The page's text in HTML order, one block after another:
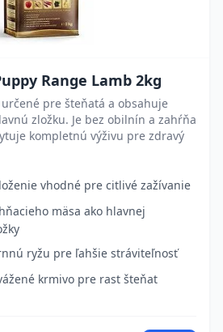
Range Lamb 2kg
pre šteňatá a obsahuje
zložku. Je bez obilnín a zahŕňa
kompletnú výživu pre zdravý
vhodné pre citlivé zažívanie
mäsa ako hlavnej
ryžu pre ľahšie stráviteľnosť
krmivo pre rast šteňat